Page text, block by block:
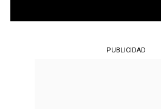
PUBLICIDAD